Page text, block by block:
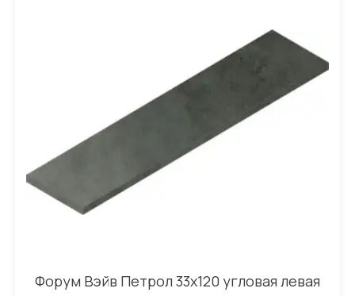
Форум Вэйв Петрол 33x120 угловая левая